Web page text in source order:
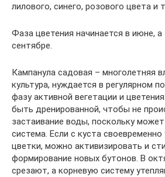
лилового, синего, розового цвета и
Фаза цветения начинается в июне, а
сентябре.
Кампанула садовая – многолетняя
культура, нуждается в регулярном
фазу активной вегетации и
быть дренированной, чтобы не
застаивание воды, поскольку
система. Если с куста
цветки, можно активизировать и
формирование новых бутонов. В
срезают, а корневую систему